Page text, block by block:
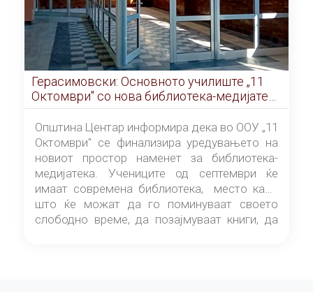
Герасимовски: Основното училиште „11
Октомври" со нова библиотека-медијатека
од септември
Општина Центар информира дека во ООУ „11
Октомври" се финализира уредувањето на
новиот простор наменет за библиотека-
медијатека. Учениците од септември ќе
имаат современа библиотека, место каде
што ќе можат да го поминуваат своето
слободно време, да позајмуваат книги, да